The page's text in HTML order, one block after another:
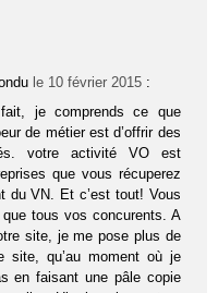
le 10 février 2015 :
je comprends ce que
de métier est d’offrir des
votre activité VO est
que vous récuperez
du VN. Et c’est tout! Vous
tous vos concurents. A
site, je me pose plus de
site, qu’au moment où je
en faisant une pâle copie